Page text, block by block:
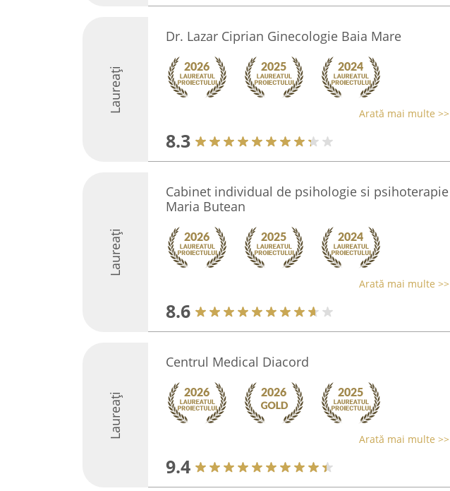
Laureați
Dr. Lazar Ciprian Ginecologie Baia Mare
Arată mai multe >>
8.3
Laureați
Cabinet individual de psihologie si psihoterapie
Maria Butean
Arată mai multe >>
8.6
Laureați
Centrul Medical Diacord
Arată mai multe >>
9.4